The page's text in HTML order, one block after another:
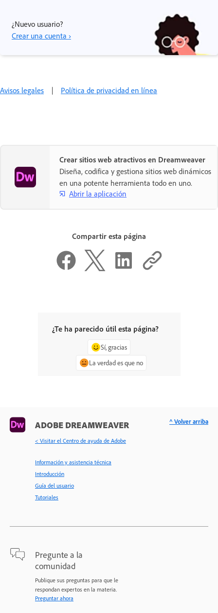
¿Nuevo usuario?
Crear una cuenta ›
Avisos legales | Política de privacidad en línea
Crear sitios web atractivos en Dreamweaver
Diseña, codifica y gestiona sitios web dinámicos
en una potente herramienta todo en uno.
Abrir la aplicación
Compartir esta página
¿Te ha parecido útil esta página?
Sí, gracias
La verdad es que no
ADOBE DREAMWEAVER
< Visitar el Centro de ayuda de Adobe
Información y asistencia técnica
Introducción
Guía del usuario
Tutoriales
Pregunte a la
comunidad
Publique sus preguntas para que le
respondan expertos en la materia.
Preguntar ahora
^ Volver arriba